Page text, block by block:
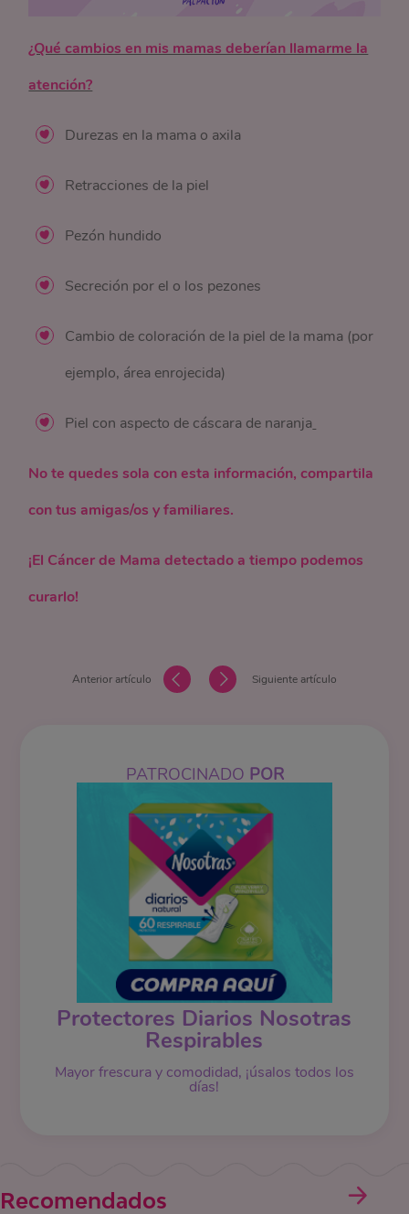
¿Qué cambios en mis mamas deberían llamarme la
atención?
Durezas en la mama o axila
Retracciones de la piel
Pezón hundido
Secreción por el o los pezones
Cambio de coloración de la piel de la mama (por
ejemplo, área enrojecida)
Piel con aspecto de cáscara de naranja
No te quedes sola con esta información, compartila
con tus amigas/os y familiares.
¡El Cáncer de Mama detectado a tiempo podemos
curarlo!
Anterior artículo Siguiente artículo
PATROCINADO POR
Protectores Diarios Nosotras
Respirables
Mayor frescura y comodidad, ¡úsalos todos los
días!
Recomendados